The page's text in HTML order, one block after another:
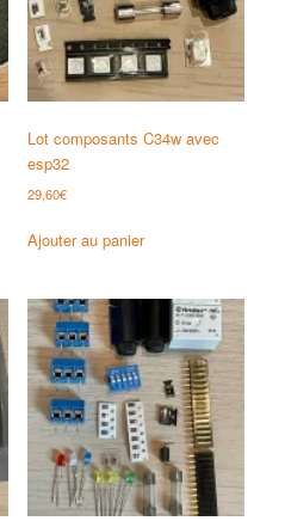
Lot composants C34w avec
esp32
29,60€
Ajouter au panier